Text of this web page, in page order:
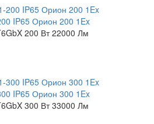
IP65 Орион 200 1Ex
200 Вт 22000 Лм
IP65 Орион 300 1Ex
300 Вт 33000 Лм